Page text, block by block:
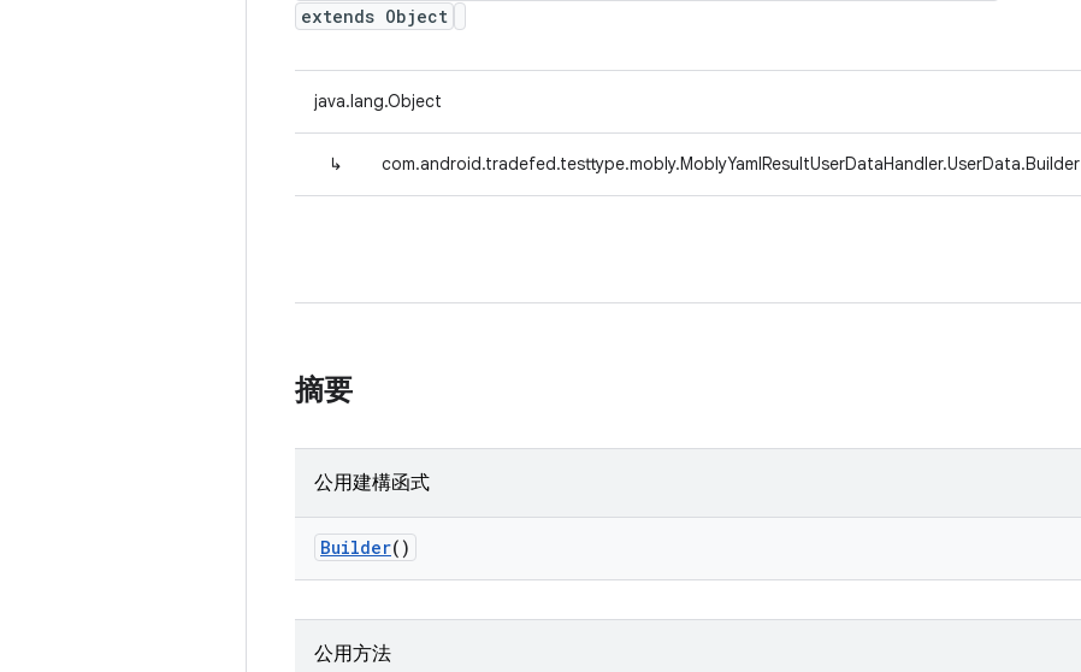
extends Object
java.lang.Object
↳ com.android.tradefed.testtype.mobly.MoblyYamlResultUserDataHandler.UserData.Builder
摘要
公用建構函式
Builder()
公用方法